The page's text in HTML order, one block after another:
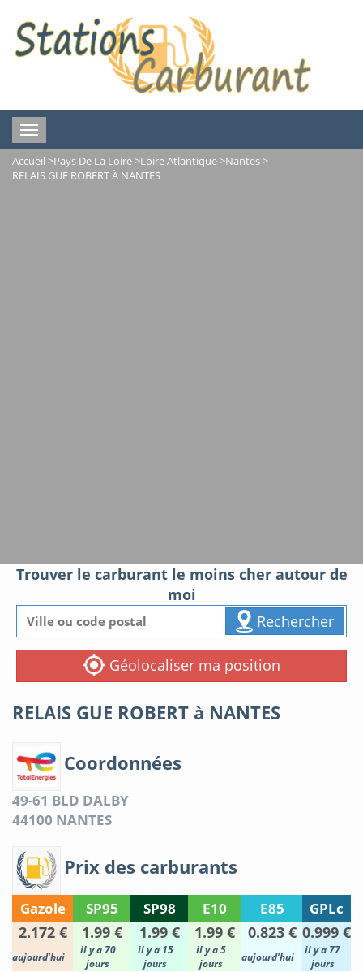
Toggle
navigation
Accueil >Pays De La Loire>Loire Atlantique>Nantes>
RELAIS GUE ROBERT À NANTES
Trouver le carburant le moins cher autour de
moi
Rechercher
Géolocaliser ma position
RELAIS GUE ROBERT à NANTES
Coordonnées
49-61 BLD DALBY
44100 NANTES
Prix des carburants
Gazole SP95 SP98 E10 E85 GPLc
2.172 € 1.99 € 1.99 € 1.99 € 0.823 € 0.999 €
aujourd'hui
il y a 70
jours
il y a 15
jours
il y a 5
jours
aujourd'hui
il y a 77
jours